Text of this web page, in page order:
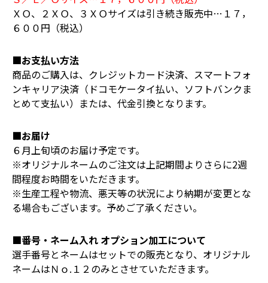
ＸＯ、２ＸＯ、３ＸＯサイズは引き続き販売中…１７，
６００円（税込）
■お支払い方法
商品のご購入は、クレジットカード決済、スマートフォ
ンキャリア決済（ドコモケータイ払い、ソフトバンクま
とめて支払い）または、代金引換となります。
■お届け
６月上旬頃のお届け予定です。
※オリジナルネームのご注文は上記期間よりさらに2週
間程度お時間をいただきます。
※生産工程や物流、悪天等の状況により納期が変更とな
る場合もございます。予めご了承ください。
■番号・ネーム入れ オプション加工について
選手番号とネームはセットでの販売となり、オリジナル
ネームはＮｏ.１２のみとさせていただきます。